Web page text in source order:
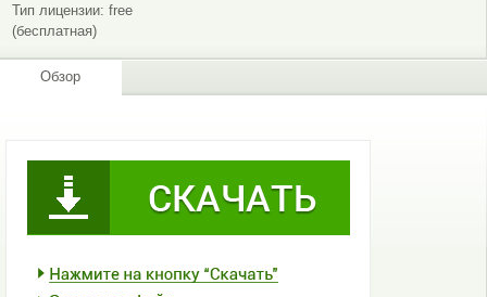
Тип лицензии: free
(бесплатная)
Обзор